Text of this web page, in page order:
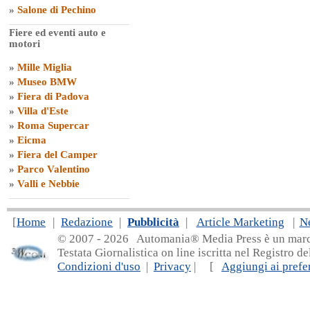
» Salone di Pechino
Fiere ed eventi auto e
motori
» Mille Miglia
» Museo BMW
» Fiera di Padova
» Villa d'Este
» Roma Supercar
» Eicma
» Fiera del Camper
» Parco Valentino
» Valli e Nebbie
[Home | Redazione | Pubblicità | Article Marketing |
© 2007 - 2026 Automania® Media Press è un
Testata Giornalistica on line iscritta nel Registro
Condizioni d'uso | Privacy | [ Aggiungi ai